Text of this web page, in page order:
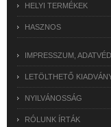
HELYI TERMÉKEK
HASZNOS
IMPRESSZUM,
LETÖLTHETŐ
NYILVÁNOSSÁG
RÓLUNK ÍRTÁK